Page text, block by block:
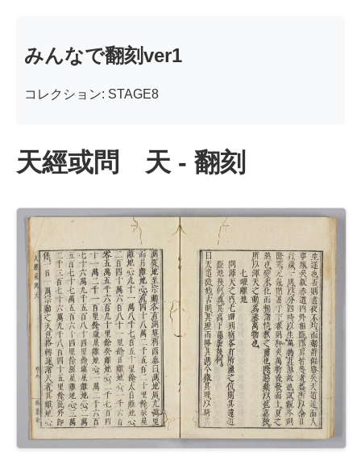
みんなで翻刻ver1
コレクション: STAGE8
天經或問 天 - 翻刻